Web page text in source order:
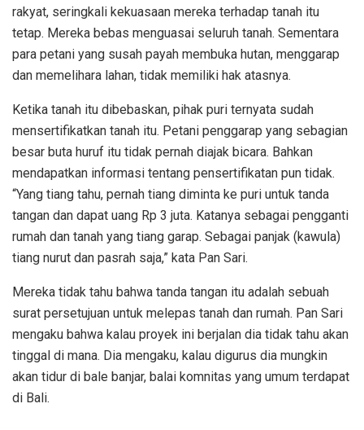
rakyat, seringkali kekuasaan mereka terhadap tanah itu
tetap. Mereka bebas menguasai seluruh tanah. Sementara
para petani yang susah payah membuka hutan, menggarap
dan memelihara lahan, tidak memiliki hak atasnya.
Ketika tanah itu dibebaskan, pihak puri ternyata sudah
mensertifikatkan tanah itu. Petani penggarap yang sebagian
besar buta huruf itu tidak pernah diajak bicara. Bahkan
mendapatkan informasi tentang pensertifikatan pun tidak.
“Yang tiang tahu, pernah tiang diminta ke puri untuk tanda
tangan dan dapat uang Rp 3 juta. Katanya sebagai pengganti
rumah dan tanah yang tiang garap. Sebagai panjak (kawula)
tiang nurut dan pasrah saja,” kata Pan Sari.
Mereka tidak tahu bahwa tanda tangan itu adalah sebuah
surat persetujuan untuk melepas tanah dan rumah. Pan Sari
mengaku bahwa kalau proyek ini berjalan dia tidak tahu akan
tinggal di mana. Dia mengaku, kalau digurus dia mungkin
akan tidur di bale banjar, balai komnitas yang umum terdapat
di Bali.